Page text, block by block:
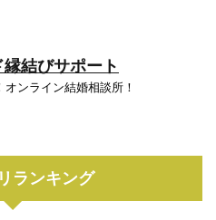
結びサポート
オンライン結婚相談所！
ランキング